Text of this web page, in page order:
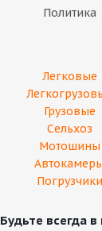
Политика
Легковые
Грузовые
Сельхоз
Мотошины
Погрузчики
Будьте всегда в